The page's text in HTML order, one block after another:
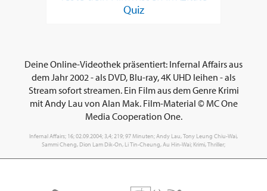
Quiz
Deine Online-Videothek präsentiert: Infernal Affairs aus
dem Jahr 2002 - als DVD, Blu-ray, 4K UHD leihen - als
Stream sofort streamen. Ein Film aus dem Genre Krimi
mit Andy Lau von Alan Mak. Film-Material © MC One
Media Cooperation One.
Infernal Affairs; 16; 02.09.2004; 3,4; 219; 97 Minuten; Andy Lau, Tony Leung Chiu-Wai,
Sammi Cheng, Dion Lam Dik-On, Li Tin-Cheung, Au Hin-Wai; Krimi, Thriller;